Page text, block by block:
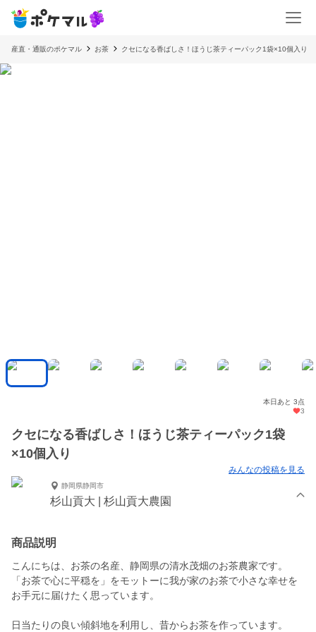
産直・通販のポケマル お茶 クセになる香ばしさ！ほうじ茶ティーパック1袋×10個入り
本日あと 3点
3
クセになる香ばしさ！ほうじ茶ティーパック1袋
×10個入り
みんなの投稿を見る
静岡県静岡市
杉山貢大 | 杉山貢大農園
商品説明
こんにちは、お茶の名産、静岡県の清水茂畑のお茶農家です。
「お茶で心に平穏を」をモットーに我が家のお茶で小さな幸せを
お手元に届けたく思っています。
日当たりの良い傾斜地を利用し、昔からお茶を作っています。